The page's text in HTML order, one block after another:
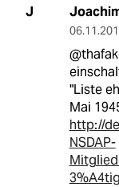
J
"Liste
Mai
http://
NSDAP-